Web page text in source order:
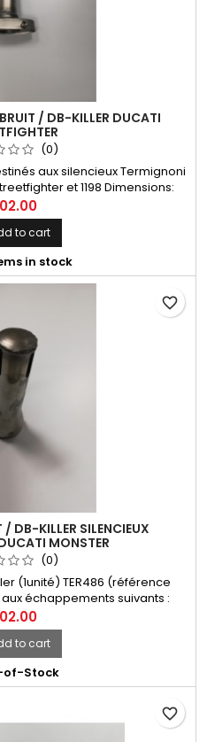
/ DB-KILLER DUCATI
(0)
aux silencieux Termignoni
et 1198 Dimensions:
tube de fuite 135 mm,
25mm, Equipe d'origine les
: D113 / 96198709B,
GAUCHE); D106 / 96480661A,
to cart
in stock
/ DB-KILLER SILENCIEUX
MONSTER
(0)
(1unité) TER486 (référence
aux échappements suivants :
96480321A, référence
(homologué)
to cart
of-Stock
favorite_border
favorite_border